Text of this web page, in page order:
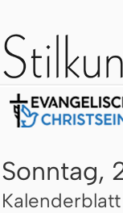
Sonntag,